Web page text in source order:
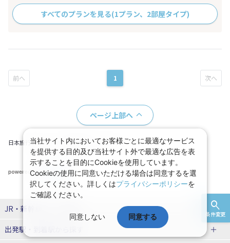
条件変更
すべてのプランを見る(1プラン、2部屋タイプ)
1
ページ上部へ
日本旅行トップ JR・新幹線＋ホテル一覧
JR・新幹線パック
JR・新幹線＋ホテルパック 日帰り JR・新幹線 パック
出発駅・到着駅
当社サイト内においてお客様ごとに最適なサービス
を提供する目的及び当社サイト外で最適な広告を表
示することを目的にCookieを使用しています。
Cookieの使用に同意いただける場合は同意するを選
択してください。詳しくはプライバシーポリシーを
ご確認ください。
同意しない 同意する